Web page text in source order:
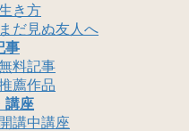
き方
まだ見ぬ友人へ
事
料記事
薦作品
講座
開講中講座